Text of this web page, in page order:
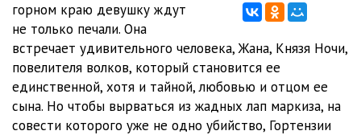
01_04_01_Ko_vsem_zabludshim
01_04_02_Ko_vsem_zabludshim 27:48
01_04_03_Ko_vsem_zabludshim 20:44
01_05_01_Belaya_ten 24:12
горном краю девушку ждут
не только печали. Она
встречает удивительного человека, Жана, Князя Ночи,
повелителя волков, который становится ее
единственной, хотя и тайной, любовью и отцом ее
сына. Но чтобы вырваться из жадных лап маркиза, на
совести которого уже не одно убийство, Гортензии